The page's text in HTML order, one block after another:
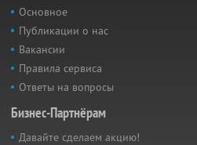
Основное
Публикации о нас
Вакансии
Правила сервиса
Ответы на вопросы
Бизнес-Партнёрам
Давайте сделаем акцию!